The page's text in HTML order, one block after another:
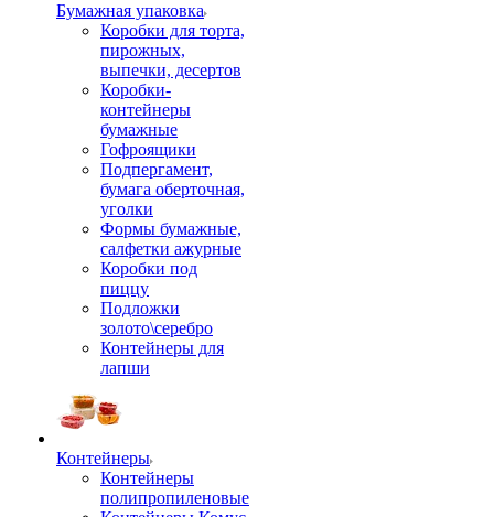
Бумажная упаковка
Коробки для торта,
пирожных,
выпечки, десертов
Коробки-
контейнеры
бумажные
Гофроящики
Подпергамент,
бумага оберточная,
уголки
Формы бумажные,
салфетки ажурные
Коробки под
пиццу
Подложки
золото\серебро
Контейнеры для
лапши
Контейнеры
Контейнеры
полипропиленовые